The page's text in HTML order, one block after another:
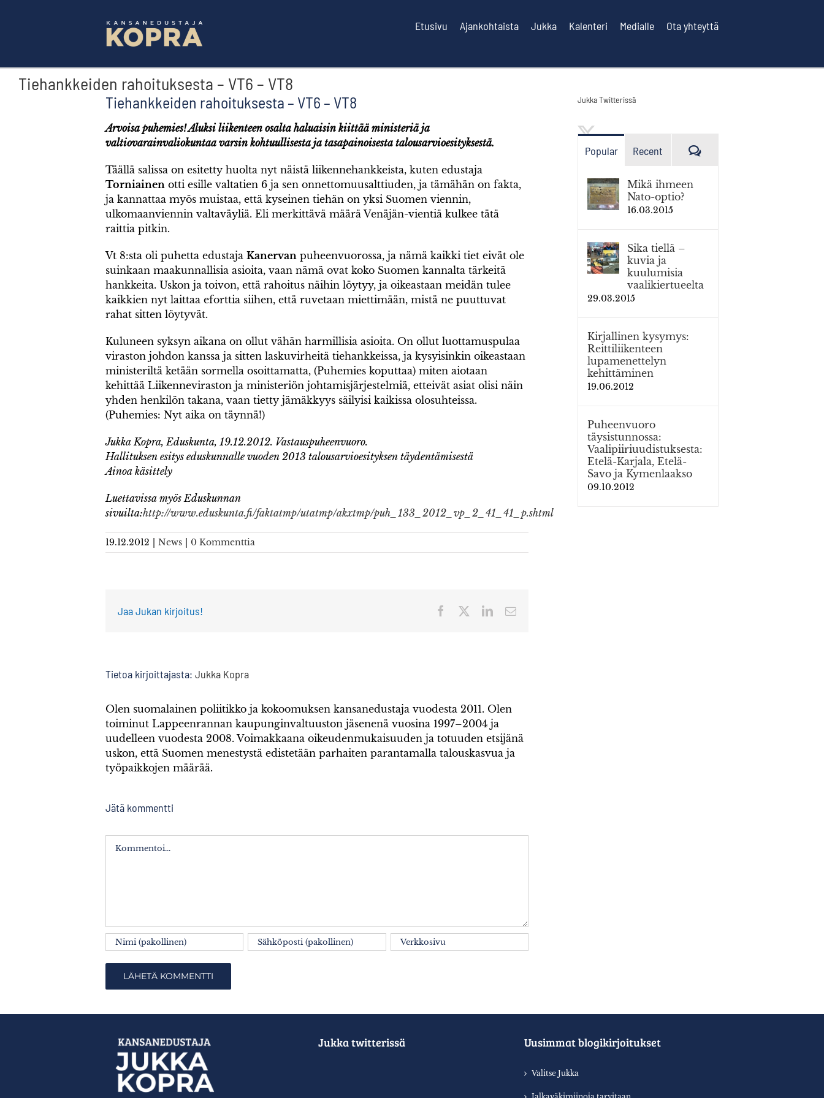
Etusivu Ajankohtaista Jukka Kalenteri Medialle Ota yhteyttä
Tiehankkeiden rahoituksesta – VT6 – VT8
Tiehankkeiden rahoituksesta – VT6 – VT8
Arvoisa puhemies! Aluksi liikenteen osalta haluaisin kiittää ministeriä ja
valtiovarainvaliokuntaa varsin kohtuullisesta ja tasapainoisesta talousarvioesityksestä.
Täällä salissa on esitetty huolta nyt näistä liikennehankkeista, kuten edustaja
Torniainen otti esille valtatien 6 ja sen onnettomuusalttiuden, ja tämähän on fakta,
ja kannattaa myös muistaa, että kyseinen tiehän on yksi Suomen viennin,
ulkomaanviennin valtaväyliä. Eli merkittävä määrä Venäjän-vientiä kulkee tätä
raittia pitkin.
Vt 8:sta oli puhetta edustaja Kanervan puheenvuorossa, ja nämä kaikki tiet eivät ole
suinkaan maakunnallisia asioita, vaan nämä ovat koko Suomen kannalta tärkeitä
hankkeita. Uskon ja toivon, että rahoitus näihin löytyy, ja oikeastaan meidän tulee
kaikkien nyt laittaa eforttia siihen, että ruvetaan miettimään, mistä ne puuttuvat
rahat sitten löytyvät.
Kuluneen syksyn aikana on ollut vähän harmillisia asioita. On ollut luottamuspulaa
viraston johdon kanssa ja sitten laskuvirheitä tiehankkeissa, ja kysyisinkin oikeastaan
ministeriltä ketään sormella osoittamatta, (Puhemies koputtaa) miten aiotaan
kehittää Liikenneviraston ja ministeriön johtamisjärjestelmiä, etteivät asiat olisi näin
yhden henkilön takana, vaan tietty jämäkkyys säilyisi kaikissa olosuhteissa.
(Puhemies: Nyt aika on täynnä!)
Jukka Kopra, Eduskunta, 19.12.2012. Vastauspuheenvuoro.
Hallituksen esitys eduskunnalle vuoden 2013 talousarvioesityksen täydentämisestä
Ainoa käsittely
Luettavissa myös Eduskunnan
sivuilta:http://www.eduskunta.fi/faktatmp/utatmp/akxtmp/puh_133_2012_vp_2_41_41_p.shtml
19.12.2012 News 0 Kommenttia
Jaa Jukan kirjoitus! Facebook LinkedInSähköposti
Tietoa kirjoittajasta: Jukka Kopra
Olen suomalainen poliitikko ja kokoomuksen kansanedustaja vuodesta 2011. Olen
toiminut Lappeenrannan kaupunginvaltuuston jäsenenä vuosina 1997–2004 ja
uudelleen vuodesta 2008. Voimakkaana oikeudenmukaisuuden ja totuuden etsijänä
uskon, että Suomen menestystä edistetään parhaiten parantamalla talouskasvua ja
työpaikkojen määrää.
Jätä kommentti
Kommentti
Jukka Twitterissä
Popular Recent Kommenttia
Mikä ihmeen
Nato-optio?
16.03.2015
Sika tiellä –
kuvia ja
kuulumisia
vaalikiertueelta
29.03.2015
Kirjallinen kysymys:
Reittiliikenteen
lupamenettelyn
kehittäminen
19.06.2012
Puheenvuoro
täysistunnossa:
Vaalipiiriuudistuksesta:
Etelä-Karjala, Etelä-
Savo ja Kymenlaakso
09.10.2012
Jukka twitterissä Uusimmat blogikirjoitukset
Valitse Jukka